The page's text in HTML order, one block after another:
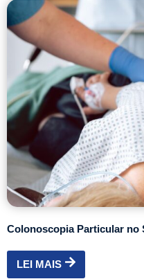
Colonoscopia Particular no
LEI MAIS